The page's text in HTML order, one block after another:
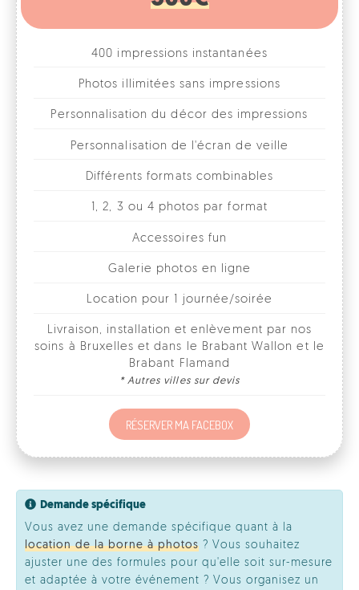
Personnalisation du décor des impressions
Personnalisation de l'écran de veille
Différents formats combinables
1, 2, 3 ou 4 photos par format
Accessoires fun
soins à Bruxelles et dans le Brabant Wallon et le
* Autres villes sur devis
RÉSERVER MA FACEBOX
Demande spécifique
Vous avez une demande spécifique quant à la
location de la borne à photos ? Vous souhaitez
ajuster une des formules pour qu'elle soit sur-mesure
et adaptée à votre événement ? Vous organisez un